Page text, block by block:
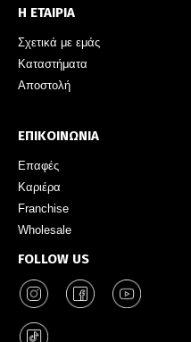
Η ΕΤΑΙΡΙΑ
Σχετικά με εμάς
Καταστήματα
Αποστολή
ΕΠΙΚΟΙΝΩΝΙΑ
Επαφές
Καριέρα
Franchise
Wholesale
FOLLOW US